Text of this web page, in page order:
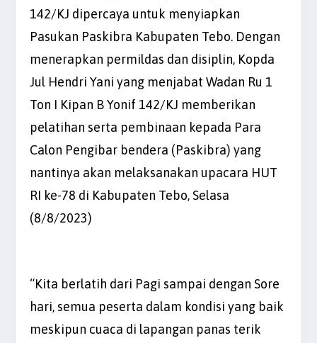
142/KJ dipercaya untuk menyiapkan
Pasukan Paskibra Kabupaten Tebo. Dengan
menerapkan permildas dan disiplin, Kopda
Jul Hendri Yani yang menjabat Wadan Ru 1
Ton I Kipan B Yonif 142/KJ memberikan
pelatihan serta pembinaan kepada Para
Calon Pengibar bendera (Paskibra) yang
nantinya akan melaksanakan upacara HUT
RI ke-78 di Kabupaten Tebo, Selasa
(8/8/2023)
“Kita berlatih dari Pagi sampai dengan Sore
hari, semua peserta dalam kondisi yang baik
meskipun cuaca di lapangan panas terik